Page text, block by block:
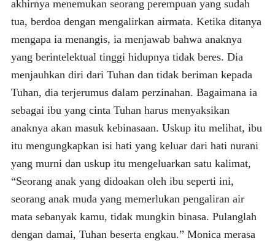
akhirnya menemukan seorang perempuan yang sudah
tua, berdoa dengan mengalirkan airmata. Ketika ditanya
mengapa ia menangis, ia menjawab bahwa anaknya
yang berintelektual tinggi hidupnya tidak beres. Dia
menjauhkan diri dari Tuhan dan tidak beriman kepada
Tuhan, dia terjerumus dalam perzinahan. Bagaimana ia
sebagai ibu yang cinta Tuhan harus menyaksikan
anaknya akan masuk kebinasaan. Uskup itu melihat, ibu
itu mengungkapkan isi hati yang keluar dari hati nurani
yang murni dan uskup itu mengeluarkan satu kalimat,
“Seorang anak yang didoakan oleh ibu seperti ini,
seorang anak muda yang memerlukan pengaliran air
mata sebanyak kamu, tidak mungkin binasa. Pulanglah
dengan damai, Tuhan beserta engkau.” Monica merasa